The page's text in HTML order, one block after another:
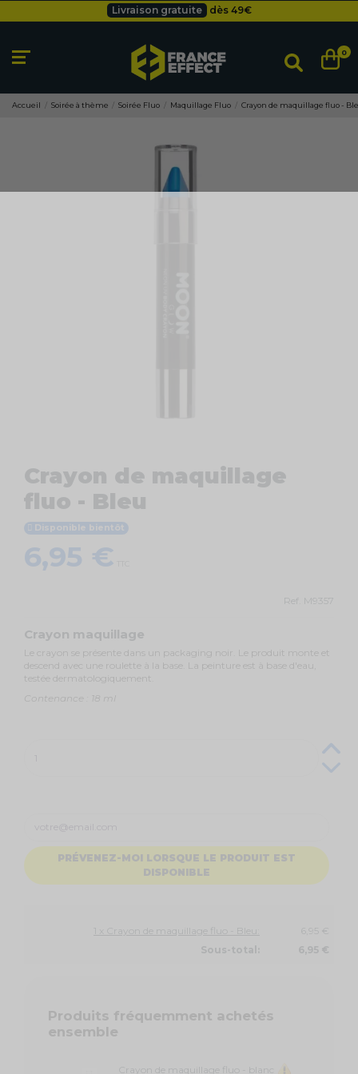
Livraison gratuite dès 49€
Livraison gratuite dès 49 0
Accueil Soirée à thème Soirée Fluo Maquillage Fluo Crayon de maquillage fluo -
Crayon de maquillage
fluo - Bleu
Disponible bientôt
6,95 €
Ref. M9357
Crayon maquillage
Le crayon se présente dans un packaging noir. Le produit monte et
descend avec une roulette à la base. La peinture est à base d'eau,
testée dermatologiquement.
Contenance : 18 ml
PRÉVENEZ-MOI LORSQUE LE PRODUIT EST
DISPONIBLE
1 x Crayon de maquillage fluo - Bleu:
6,95 €
Sous-total:
6,95 €
Produits fréquemment achetés
ensemble
Crayon de maquillage fluo - blanc